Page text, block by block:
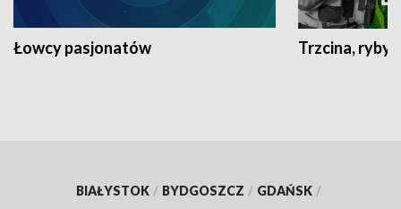
Łowcy pasjonatów Trzcina, ryby
BIAŁYSTOK / BYDGOSZCZ / GDAŃSK /